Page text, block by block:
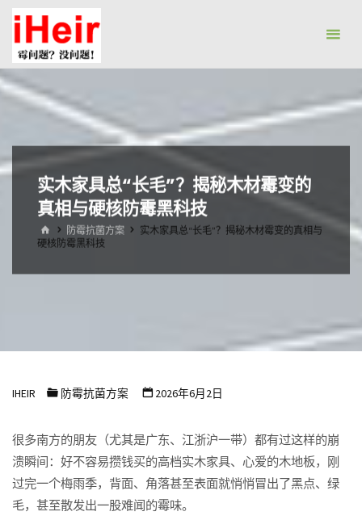
内
容。
剂|
水
剂|
干
剂-
艾
尔
霉
抗
菌
实木家具总“长毛”？揭秘木材霉变的
真相与硬核防霉黑科技
首
页
防霉抗菌方案
实木家具总“长毛”？揭秘木材霉变的真相与
硬核防霉黑科技
IHEIR 防霉抗菌方案 2026年6月2日
很多南方的朋友（尤其是广东、江浙沪一带）都有过这样的崩
溃瞬间：好不容易攒钱买的高档实木家具、心爱的木地板，刚
过完一个梅雨季，背面、角落甚至表面就悄悄冒出了黑点、绿
毛，甚至散发出一股难闻的霉味。